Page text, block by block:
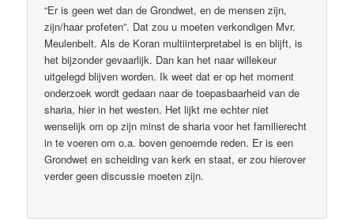
“Er is geen wet dan de Grondwet, en de mensen zijn,
zijn/haar profeten”. Dat zou u moeten verkondigen Mvr.
Meulenbelt. Als de Koran multiinterpretabel is en blijft, is
het bijzonder gevaarlijk. Dan kan het naar willekeur
uitgelegd blijven worden. Ik weet dat er op het moment
onderzoek wordt gedaan naar de toepasbaarheid van de
sharia, hier in het westen. Het lijkt me echter niet
wenselijk om op zijn minst de sharia voor het familierecht
in te voeren om o.a. boven genoemde reden. Er is een
Grondwet en scheiding van kerk en staat, er zou hierover
verder geen discussie moeten zijn.